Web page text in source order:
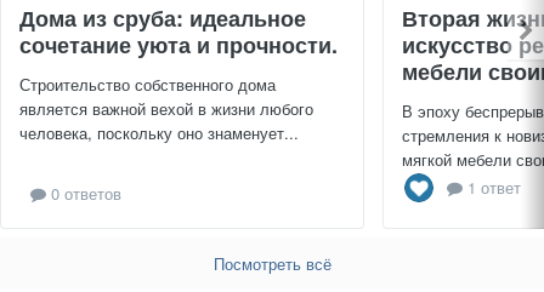
Дома из сруба: идеальное
сочетание уюта и прочности.
Строительство собственного дома
является важной вехой в жизни любого
человека, поскольку оно знаменует...
0 ответов
Вторая
искусство
мебели
В эпоху
стремления к
мягкой мебели
1 ответ
Посмотреть всё